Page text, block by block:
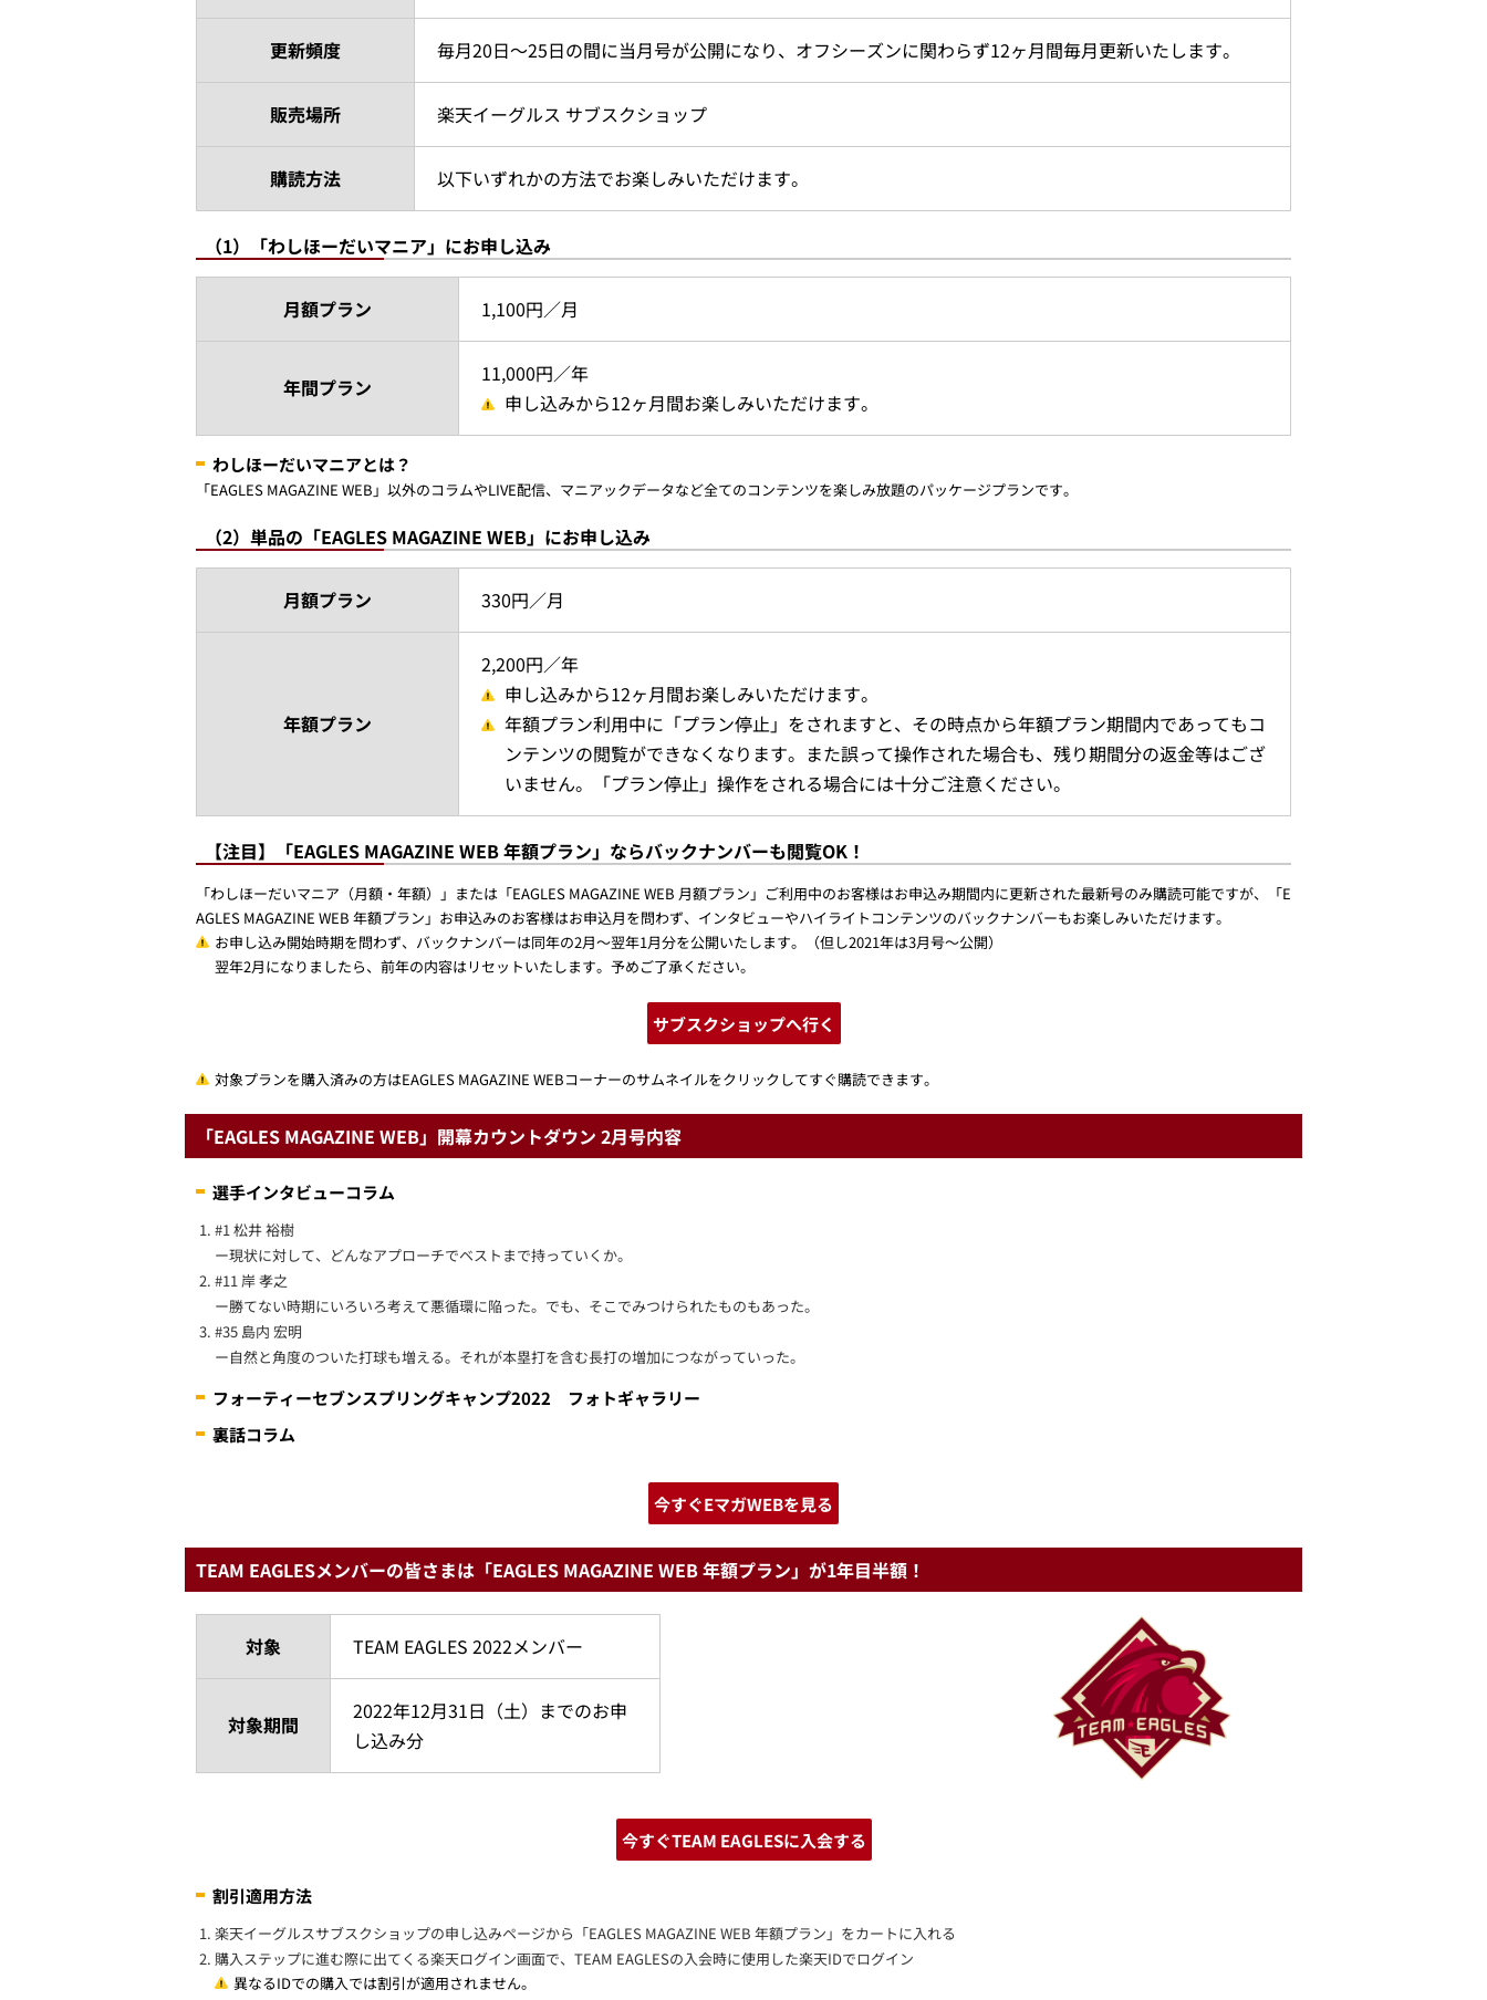
更新頻度 毎月20日～25日の間に当月号が公開になり、オフシーズンに関わらず12ヶ月間毎月更新いたします。
販売場所 楽天イーグルス サブスクショップ
購読方法 以下いずれかの方法でお楽しみいただけます。
（1）「わしほーだいマニア」にお申し込み
月額プラン 1,100円／月
年間プラン
11,000円／年
申し込みから12ヶ月間お楽しみいただけます。
わしほーだいマニアとは？
「EAGLES MAGAZINE WEB」以外のコラムやLIVE配信、マニアックデータなど全てのコンテンツを楽しみ放題のパッケージプランです。
（2）単品の「EAGLES MAGAZINE WEB」にお申し込み
月額プラン 330円／月
年額プラン
2,200円／年
申し込みから12ヶ月間お楽しみいただけます。
年額プラン利用中に「プラン停止」をされますと、その時点から年額プラン期間内であってもコ
ンテンツの閲覧ができなくなります。また誤って操作された場合も、残り期間分の返金等はござ
いません。「プラン停止」操作をされる場合には十分ご注意ください。
【注目】「EAGLES MAGAZINE WEB 年額プラン」ならバックナンバーも閲覧OK！
「わしほーだいマニア（月額・年額）」または「EAGLES MAGAZINE WEB 月額プラン」ご利用中のお客様はお申込み期間内に更新された最新号のみ購読可能ですが、「E
AGLES MAGAZINE WEB 年額プラン」お申込みのお客様はお申込月を問わず、インタビューやハイライトコンテンツのバックナンバーもお楽しみいただけます。
お申し込み開始時期を問わず、バックナンバーは同年の2月～翌年1月分を公開いたします。（但し2021年は3月号～公開）
翌年2月になりましたら、前年の内容はリセットいたします。予めご了承ください。
サブスクショップへ行く
対象プランを購入済みの方はEAGLES MAGAZINE WEBコーナーのサムネイルをクリックしてすぐ購読できます。
「EAGLES MAGAZINE WEB」開幕カウントダウン 2月号内容
選手インタビューコラム
#1 松井 裕樹
ー現状に対して、どんなアプローチでベストまで持っていくか。
#11 岸 孝之
ー勝てない時期にいろいろ考えて悪循環に陥った。でも、そこでみつけられたものもあった。
#35 島内 宏明
ー自然と角度のついた打球も増える。それが本塁打を含む長打の増加につながっていった。
フォーティーセブンスプリングキャンプ2022 フォトギャラリー
裏話コラム
今すぐEマガWEBを見る
TEAM EAGLESメンバーの皆さまは「EAGLES MAGAZINE WEB 年額プラン」が1年目半額！
対象 TEAM EAGLES 2022メンバー
対象期間
2022年12月31日（土）までのお申
し込み分
今すぐTEAM EAGLESに入会する
割引適用方法
楽天イーグルスサブスクショップの申し込みページから「EAGLES MAGAZINE WEB 年額プラン」をカートに入れる
購入ステップに進む際に出てくる楽天ログイン画面で、TEAM EAGLESの入会時に使用した楽天IDでログイン
異なるIDでの購入では割引が適用されません。